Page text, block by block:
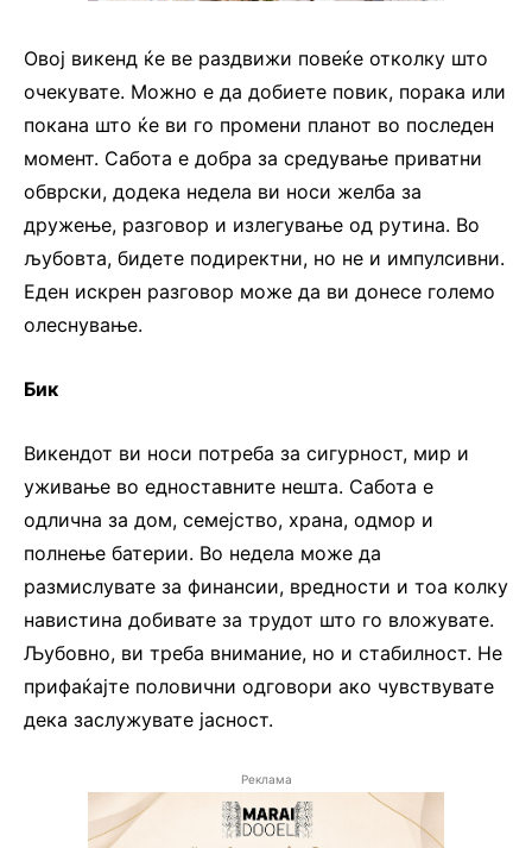
Овој викенд ќе ве раздвижи повеќе отколку што
очекувате. Можно е да добиете повик, порака или
покана што ќе ви го промени планот во последен
момент. Сабота е добра за средување приватни
обврски, додека недела ви носи желба за
дружење, разговор и излегување од рутина. Во
љубовта, бидете подиректни, но не и импулсивни.
Еден искрен разговор може да ви донесе големо
олеснување.
Бик
Викендот ви носи потреба за сигурност, мир и
уживање во едноставните нешта. Сабота е
одлична за дом, семејство, храна, одмор и
полнење батерии. Во недела може да
размислувате за финансии, вредности и тоа колку
навистина добивате за трудот што го вложувате.
Љубовно, ви треба внимание, но и стабилност. Не
прифаќајте половични одговори ако чувствувате
дека заслужувате јасност.
Реклама